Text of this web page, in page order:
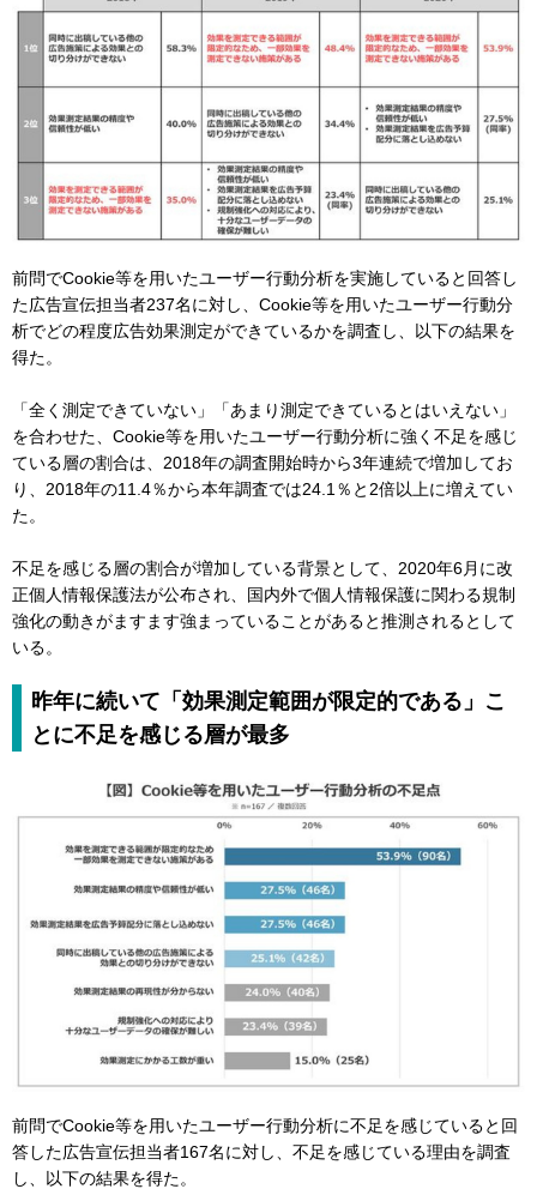
前問でCookie等を用いたユーザー行動分析を実施していると回答し
た広告宣伝担当者237名に対し、Cookie等を用いたユーザー行動分
析でどの程度広告効果測定ができているかを調査し、以下の結果を
得た。
「全く測定できていない」「あまり測定できているとはいえない」
を合わせた、Cookie等を用いたユーザー行動分析に強く不足を感じ
ている層の割合は、2018年の調査開始時から3年連続で増加してお
り、2018年の11.4％から本年調査では24.1％と2倍以上に増えてい
た。
不足を感じる層の割合が増加している背景として、2020年6月に改
正個人情報保護法が公布され、国内外で個人情報保護に関わる規制
強化の動きがますます強まっていることがあると推測されるとして
いる。
昨年に続いて「効果測定範囲が限定的である」こ
とに不足を感じる層が最多
前問でCookie等を用いたユーザー行動分析に不足を感じていると回
答した広告宣伝担当者167名に対し、不足を感じている理由を調査
し、以下の結果を得た。